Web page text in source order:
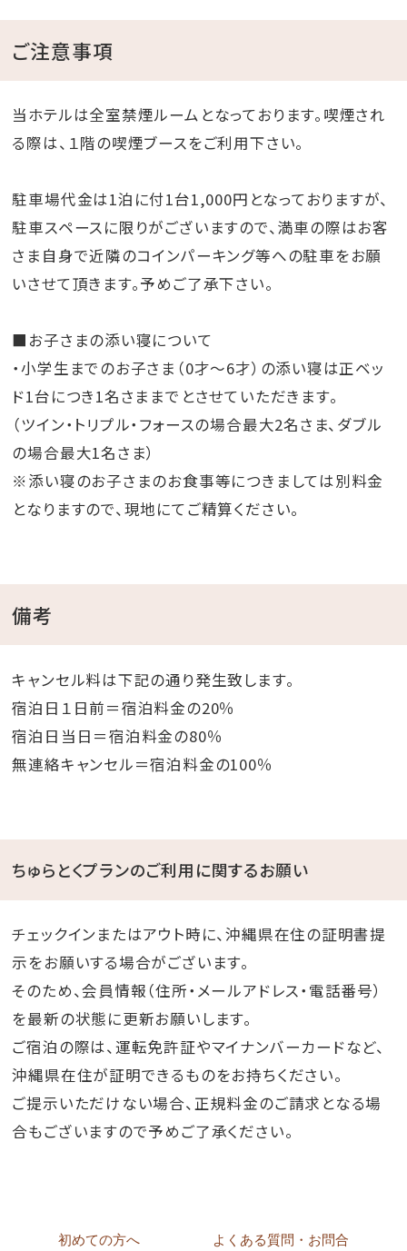
ご注意事項
当ホテルは全室禁煙ルームとなっております。喫煙され
る際は、１階の喫煙ブースをご利用下さい。
駐車場代金は1泊に付1台1,000円となっておりますが、
駐車スペースに限りがございますので、満車の際はお客
さま自身で近隣のコインパーキング等への駐車をお願
いさせて頂きます。予めご了承下さい。
■お子さまの添い寝について
・小学生までのお子さま（0才～6才）の添い寝は正ベッ
ド1台につき1名さままでとさせていただきます。
（ツイン・トリプル・フォースの場合最大2名さま、ダブル
の場合最大1名さま）
※添い寝のお子さまのお食事等につきましては別料金
となりますので、現地にてご精算ください。
備考
キャンセル料は下記の通り発生致します。
宿泊日１日前＝宿泊料金の20％
宿泊日当日＝宿泊料金の80％
無連絡キャンセル＝宿泊料金の100％
ちゅらとくプランのご利用に関するお願い
チェックインまたはアウト時に、沖縄県在住の証明書提
示をお願いする場合がございます。
そのため、会員情報（住所・メールアドレス・電話番号）
を最新の状態に更新お願いします。
ご宿泊の際は、運転免許証やマイナンバーカードなど、
沖縄県在住が証明できるものをお持ちください。
ご提示いただけない場合、正規料金のご請求となる場
合もございますので予めご了承ください。
初めての方へ よくある質問・お問合